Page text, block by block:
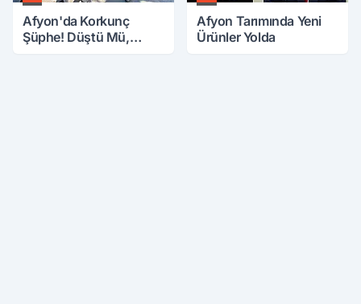
Afyon'da Korkunç
Şüphe! Düştü Mü,
Afyon Tarımında Yeni
Ürünler Yolda